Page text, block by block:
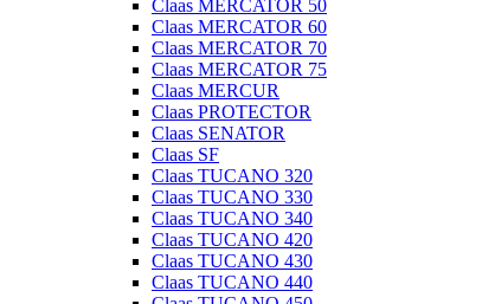
Claas MERCATOR 50
Claas MERCATOR 60
Claas MERCATOR 70
Claas MERCATOR 75
Claas MERCUR
Claas PROTECTOR
Claas SENATOR
Claas SF
Claas TUCANO 320
Claas TUCANO 330
Claas TUCANO 340
Claas TUCANO 420
Claas TUCANO 430
Claas TUCANO 440